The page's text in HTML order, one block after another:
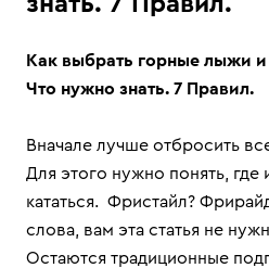
Как выбрать горные лыжи и
Что нужно знать. 7 Правил.
Вначале лучше отбросить
Для этого нужно понять, где
кататься. Фристайл?
слова, вам эта статья не
Остаются традиционные